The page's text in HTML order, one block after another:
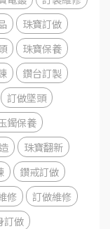
珠寶訂做
珠寶保養
鑽台訂製
訂做墜頭
鐲保養
珠寶翻新
鑽戒訂做
修
訂做維修
訂做